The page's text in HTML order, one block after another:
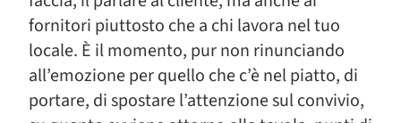
fornitori piuttosto che a chi lavora nel tuo
locale. È il momento, pur non rinunciando
all’emozione per quello che c’è nel piatto, di
portare, di spostare l’attenzione sul convivio,